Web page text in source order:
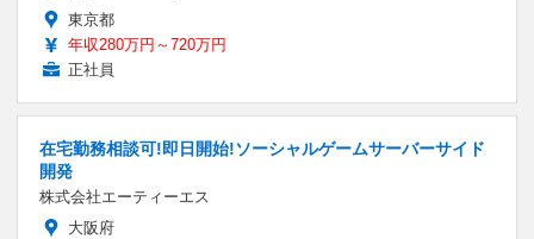
東京都
年収280万円～720万円
正社員
在宅勤務相談可!即日開始!ソーシャルゲームサーバーサイド
開発
株式会社エーティーエス
大阪府